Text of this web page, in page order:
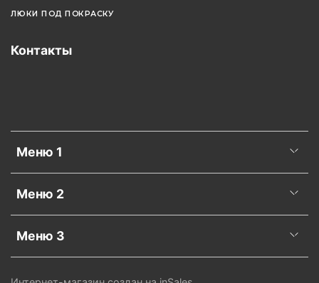
ЛЮКИ ПОД ПОКРАСКУ
Меню 1
Меню 2
Меню 3
Контакты